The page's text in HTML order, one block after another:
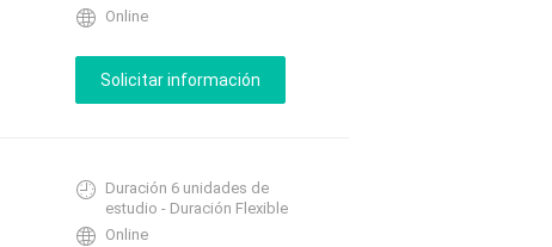
Online
Duración 6 unidades de
estudio - Duración Flexible
Online